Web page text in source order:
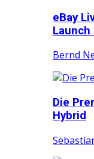
eBay
Launch
Bernd
Die
Hybrid